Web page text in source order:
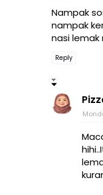
Nampak
nampak
nasi lemak
Reply